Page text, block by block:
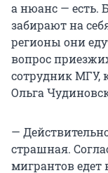
а нюанс — есть.
забирают на
регионы они
вопрос
сотрудник МГУ,
Ольга
—
страшная.
мигрантов едет